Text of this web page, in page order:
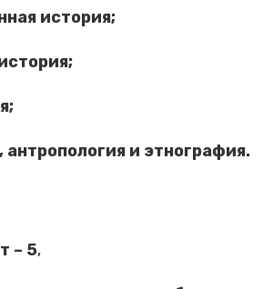
история;
антропология и этнография.
– 5,